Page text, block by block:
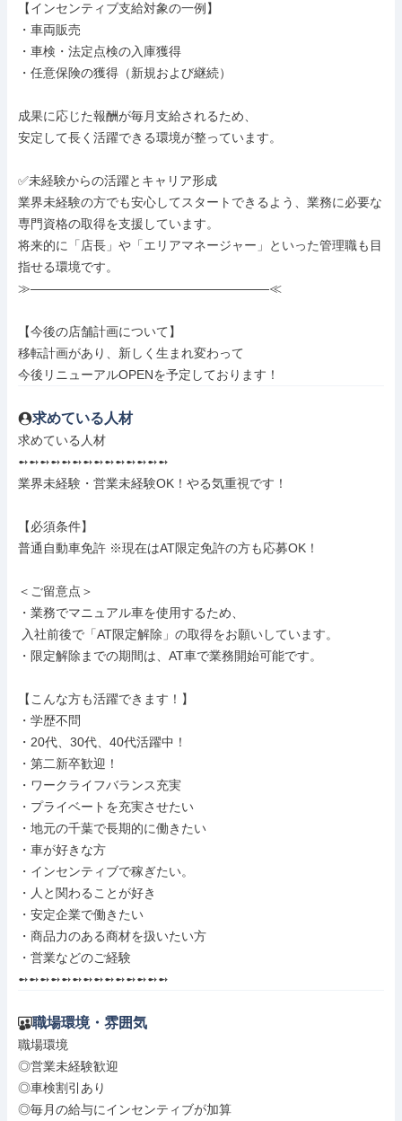
【インセンティブ支給対象の一例】
・車両販売
・車検・法定点検の入庫獲得
・任意保険の獲得（新規および継続）
成果に応じた報酬が毎月支給されるため、
安定して長く活躍できる環境が整っています。
✅未経験からの活躍とキャリア形成
業界未経験の方でも安心してスタートできるよう、業務に必要な
専門資格の取得を支援しています。
将来的に「店長」や「エリアマネージャー」といった管理職も目
指せる環境です。
≫———————————————————≪
【今後の店舗計画について】
移転計画があり、新しく生まれ変わって
今後リニューアルOPENを予定しております！
求めている人材
求めている人材
➻➻➻➻➻➻➻➻➻➻➻➻➻➻
業界未経験・営業未経験OK！やる気重視です！
【必須条件】
普通自動車免許 ※現在はAT限定免許の方も応募OK！
＜ご留意点＞
・業務でマニュアル車を使用するため、
・限定解除までの期間は、AT車で業務開始可能です。
【こんな方も活躍できます！】
・学歴不問
・20代、30代、40代活躍中！
・第二新卒歓迎！
・ワークライフバランス充実
・プライベートを充実させたい
・地元の千葉で長期的に働きたい
・車が好きな方
・インセンティブで稼ぎたい。
・人と関わることが好き
・安定企業で働きたい
・商品力のある商材を扱いたい方
・営業などのご経験
➻➻➻➻➻➻➻➻➻➻➻➻➻➻
職場環境・雰囲気
職場環境
◎営業未経験歓迎
◎車検割引あり
◎毎月の給与にインセンティブが加算